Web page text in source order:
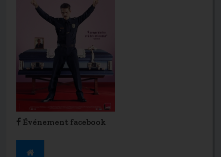
Événement facebook